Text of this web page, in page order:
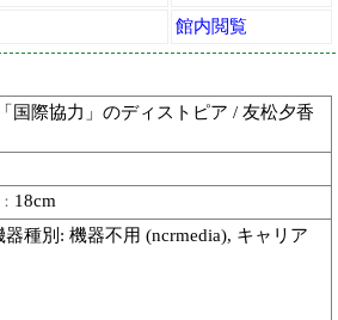
館内閲覧
国際協力」のディストピア / 友松夕香
18cm
種別: 機器不用 (ncrmedia), キャリア